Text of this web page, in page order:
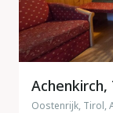
Achenkirch,
Oostenrijk, Tirol,